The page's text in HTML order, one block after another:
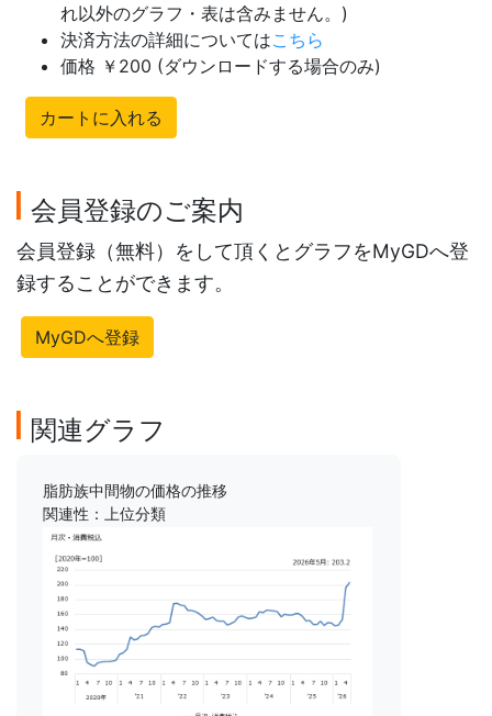
れ以外のグラフ・表は含みません。)
決済方法の詳細についてはこちら
価格 ￥200 (ダウンロードする場合のみ)
カートに入れる
会員登録のご案内
会員登録（無料）をして頂くとグラフをMyGDへ登
録することができます。
MyGDへ登録
関連グラフ
脂肪族中間物の価格の推移
関連性：上位分類